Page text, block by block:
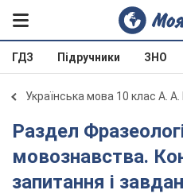
ГДЗ Підручники ЗНО
Українська мова 10 клас А.
Раздел Фразеологія як розділ
мовознавства.
запитання і